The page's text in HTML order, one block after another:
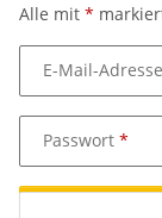
Alle mit *
E-Mail-Adresse
Passwort